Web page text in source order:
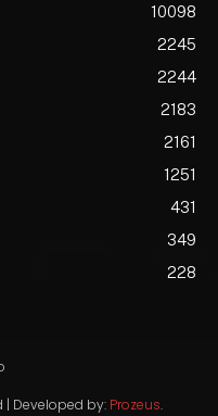
10098
2245
2244
2183
2161
1251
431
349
228
Developed by: Prozeus.